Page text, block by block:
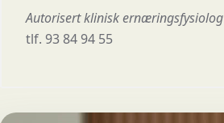
Autorisert klinisk ernæringsfysiolog
tlf. 93 84 94 55